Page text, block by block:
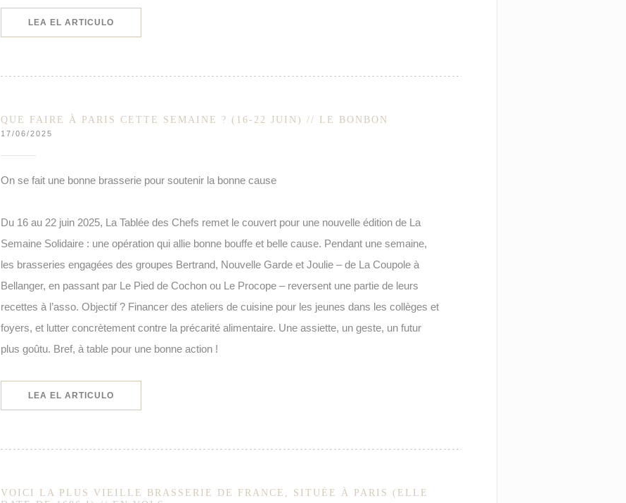
LEA EL ARTICULO((ABRE EN UNA NUEVA VENTANA))
QUE FAIRE À PARIS CETTE SEMAINE ? (16-22 JUIN) // LE BONBON
17/06/2025
On se fait une bonne brasserie pour soutenir la bonne cause
Du 16 au 22 juin 2025, La Tablée des Chefs remet le couvert pour une nouvelle édition de La
Semaine Solidaire : une opération qui allie bonne bouffe et belle cause. Pendant une semaine,
les brasseries engagées des groupes Bertrand, Nouvelle Garde et Joulie – de La Coupole à
Bellanger, en passant par Le Pied de Cochon ou Le Procope – reversent une partie de leurs
recettes à l’asso. Objectif ? Financer des ateliers de cuisine pour les jeunes dans les collèges et
foyers, et lutter concrètement contre la précarité alimentaire. Une assiette, un geste, un futur
plus goûtu. Bref, à table pour une bonne action !
LEA EL ARTICULO((ABRE EN UNA NUEVA VENTANA))
VOICI LA PLUS VIEILLE BRASSERIE DE FRANCE, SITUÉE À PARIS (ELLE